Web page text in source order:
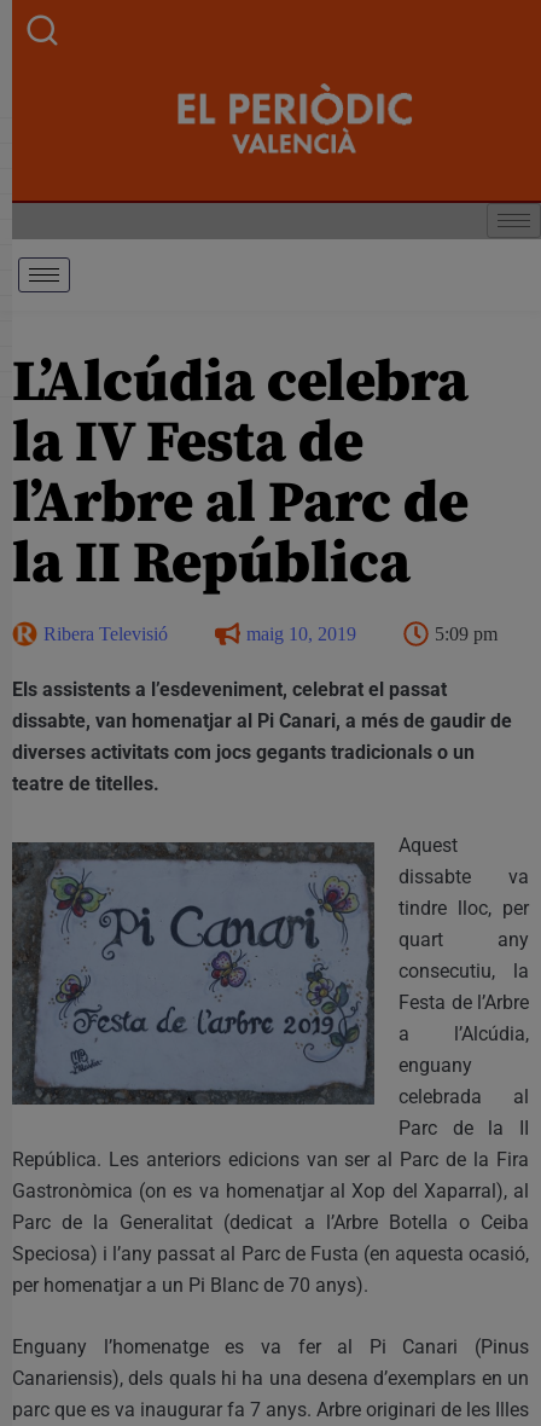
L’Alcúdia celebra
la IV Festa de
l’Arbre al Parc de
la II República
Ribera Televisió maig 10, 2019 5:09 pm
Els assistents a l’esdeveniment, celebrat el passat
dissabte, van homenatjar al Pi Canari, a més de gaudir de
diverses activitats com jocs gegants tradicionals o un
teatre de titelles.
Aquest
dissabte va
tindre lloc, per
quart any
consecutiu, la
Festa de l’Arbre
a l’Alcúdia,
enguany
celebrada al
Parc de la II
República. Les anteriors edicions van ser al Parc de la Fira
Gastronòmica (on es va homenatjar al Xop del Xaparral), al
Parc de la Generalitat (dedicat a l’Arbre Botella o Ceiba
Speciosa) i l’any passat al Parc de Fusta (en aquesta ocasió,
per homenatjar a un Pi Blanc de 70 anys).
Enguany l’homenatge es va fer al Pi Canari (Pinus
Canariensis), dels quals hi ha una desena d’exemplars en un
parc que es va inaugurar fa 7 anys. Arbre originari de les Illes